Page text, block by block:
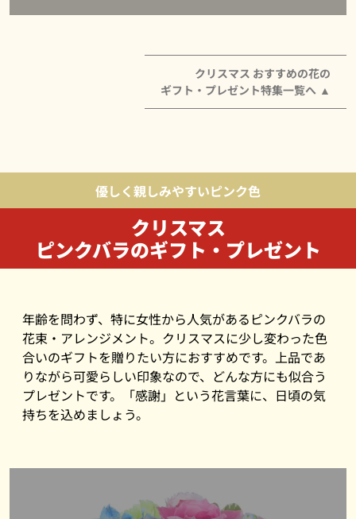
クリスマス おすすめの花の
ギフト・プレゼント特集一覧へ
優しく親しみやすいピンク色
クリスマス
ピンクバラのギフト・プレゼント
年齢を問わず、特に女性から人気があるピンクバラの
花束・アレンジメント。クリスマスに少し変わった色
合いのギフトを贈りたい方におすすめです。上品であ
りながら可愛らしい印象なので、どんな方にも似合う
プレゼントです。「感謝」という花言葉に、日頃の気
持ちを込めましょう。